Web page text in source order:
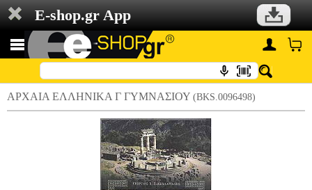
E-shop.gr App
ΑΡΧΑΙΑ ΕΛΛΗΝΙΚΑ Γ ΓΥΜΝΑΣΙΟΥ (BKS.0096498)